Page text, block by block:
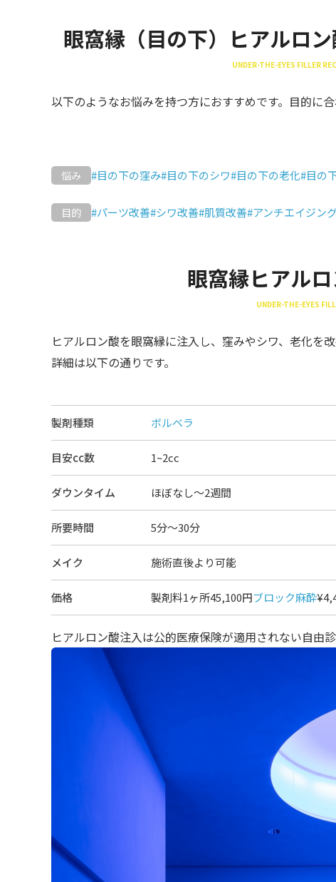
眼窩縁（目の下）ヒアルロ
UNDER-THE-EYES FILLER
以下のようなお悩みを持つ方におすすめです。目的に
悩み #目の下の窪み#目の下のシワ#目の下の老化#目の
目的 #パーツ改善#シワ改善#肌質改善#アンチエイジン
眼窩縁ヒアル
UNDER-THE-EYES
ヒアルロン酸を眼窩縁に注入し、窪みやシワ、老化を
詳細は以下の通りです。
製剤種類 ボルベラ
目安cc数 1~2cc
ダウンタイム ほぼなし〜2週間
所要時間 5分～30分
メイク 施術直後より可能
価格 製剤料1ヶ所45,100円ブロック麻酔
ヒアルロン酸注入は公的医療保険が適用されない自由診